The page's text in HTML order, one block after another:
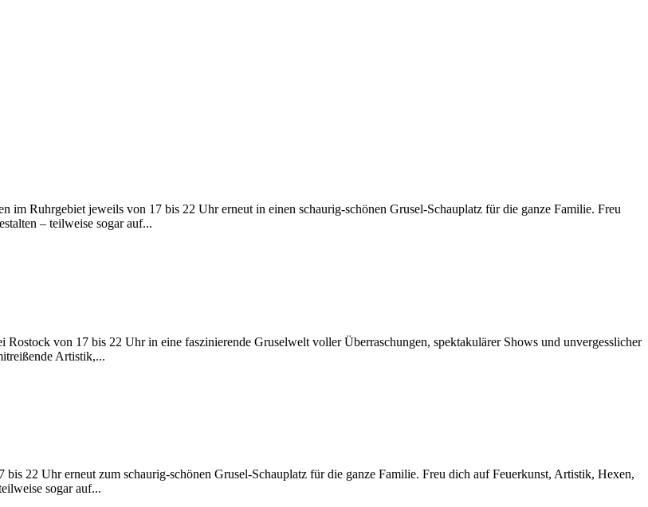
Ruhrgebiet jeweils von 17 bis 22 Uhr erneut in einen schaurig-schönen Grusel-Schauplatz für die ganze Familie. Freu
– teilweise sogar auf...
von 17 bis 22 Uhr in eine faszinierende Gruselwelt voller Überraschungen, spektakulärer Shows und unvergesslicher
Artistik,...
22 Uhr erneut zum schaurig-schönen Grusel-Schauplatz für die ganze Familie. Freu dich auf Feuerkunst, Artistik, Hexen,
sogar auf...